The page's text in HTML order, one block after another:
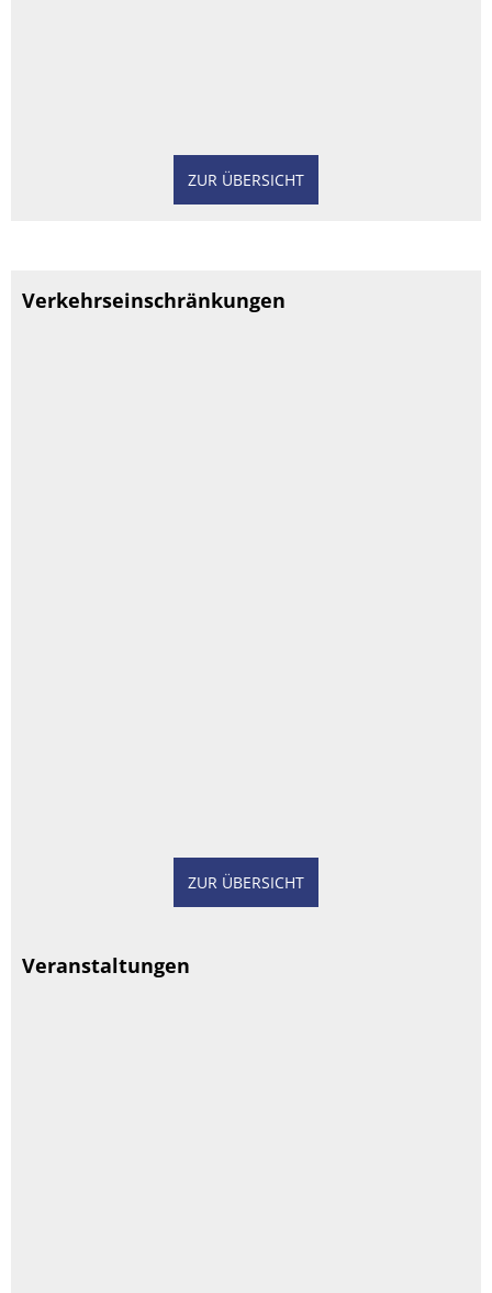
ZUR ÜBERSICHT
Verkehrseinschränkungen
ZUR ÜBERSICHT
Veranstaltungen